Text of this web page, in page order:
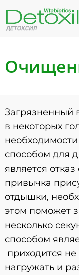
Загрязненный
в некоторых
способом для
является
привычка
отдышки,
этом поможет
несколько
способом
приходится не
нагружать и